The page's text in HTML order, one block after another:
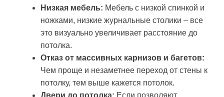
Низкая мебель: Мебель с низкой спинкой и
ножками, низкие журнальные столики – все
это визуально увеличивает расстояние до
потолка.
Отказ от массивных карнизов и багетов:
Чем проще и незаметнее переход от стены к
потолку, тем выше кажется потолок.
Двери до потолка: Если позволяют